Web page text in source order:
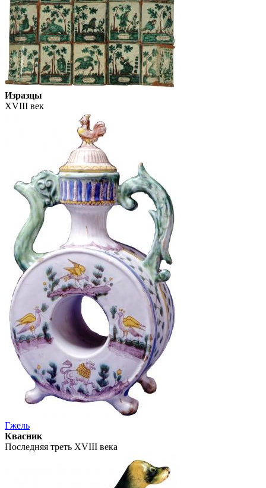
Изразцы
XVIII век
Гжель
Квасник
Последняя треть XVIII века